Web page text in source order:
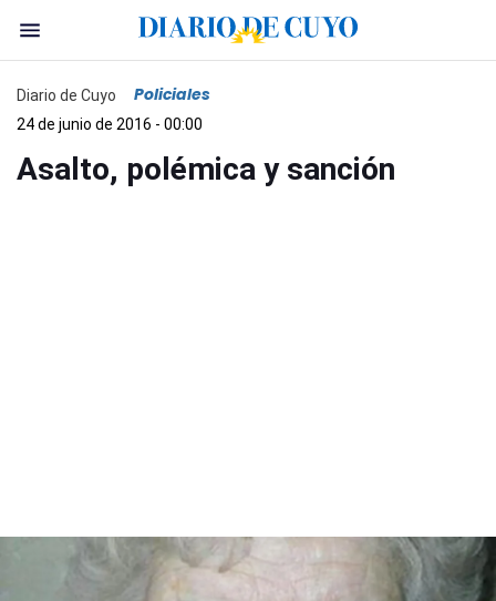
Diario de Cuyo Policiales
24 de junio de 2016 - 00:00
Asalto, polémica y sanción